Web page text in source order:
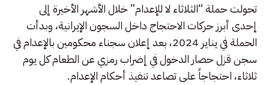
تحولت حملة “الثلاثاء لا للإعدام” خلال الأشهر الأخيرة إلى
إحدى أبرز حركات الاحتجاج داخل السجون الإيرانية، وبدأت
الحملة في يناير 2024، بعد إعلان سجناء محكومين بالإعدام في
سجن قزل حصار الدخول في إضراب رمزي عن الطعام كل يوم
ثلاثاء، احتجاجاً على تصاعد تنفيذ أحكام الإعدام.